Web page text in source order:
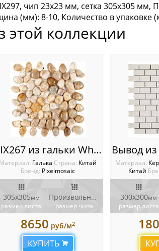
чип 23х23 мм, сетка 305х305
(мм): 8-10, Количество в упаковке
этой коллекции
PIX267 из гальки White stone, чип произвольный, сетка 305х305 мм
Материал: Галька Cтрана: Китай
Бренд: Pixelmosaic
305х305мм
размер листа
Произвольный
размер чипа
8650 руб/м2
КУПИТЬ
Материал:
Китай
300х300мм
размер листа